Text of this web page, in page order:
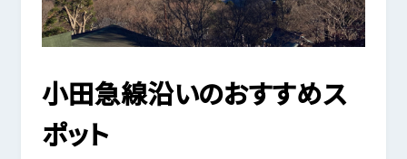
小田急線沿いのおすすめス
ポット